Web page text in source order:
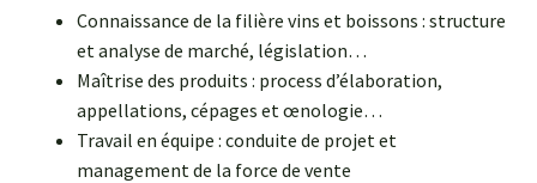
Connaissance de la filière vins et boissons : structure
et analyse de marché, législation…
Maîtrise des produits : process d’élaboration,
appellations, cépages et œnologie…
Travail en équipe : conduite de projet et
management de la force de vente